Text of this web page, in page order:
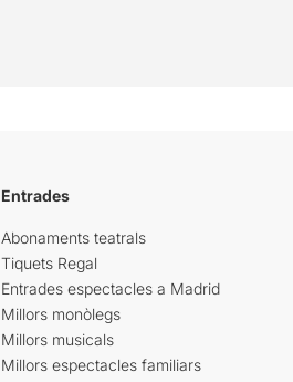
Entrades
Abonaments teatrals
Tiquets Regal
Entrades espectacles a Madrid
Millors monòlegs
Millors musicals
Millors espectacles familiars